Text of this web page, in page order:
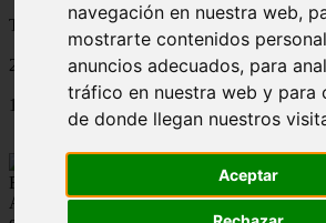
navegación en nuestra web,
mostrarte contenidos
anuncios adecuados, para
tráfico en nuestra web y para
de donde llegan nuestros
Aceptar
Tutoriales para el Auto
2011-12-19
1429
Fotos espías del nuevo BMW Serie 4
Alemania fueron filtradas en Internet, poco